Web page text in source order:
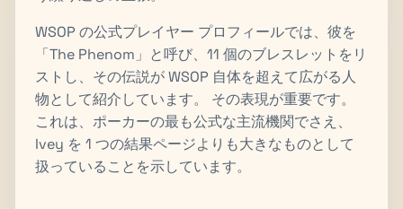
WSOP の公式プレイヤー プロフィールでは、彼を
「The Phenom」と呼び、11 個のブレスレットをリ
ストし、その伝説が WSOP 自体を超えて広がる人
物として紹介しています。 その表現が重要です。
これは、ポーカーの最も公式な主流機関でさえ、
Ivey を 1 つの結果ページよりも大きなものとして
扱っていることを示しています。